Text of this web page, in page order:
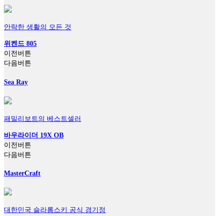
안락한 생활의 모든 것
위켄드 805
이전버튼
다음버튼
Sea Ray
패밀리보트의 베스트셀러
바우라이더 19X OB
이전버튼
다음버튼
MasterCraft
대한민국 슬라롬스키 공식 경기정